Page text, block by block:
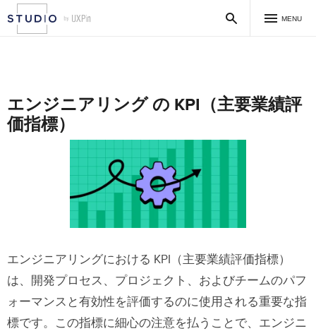
MENU
エンジニアリング の KPI（主要業績評
価指標）
エンジニアリングにおける KPI（主要業績評価指標）
は、開発プロセス、プロジェクト、およびチームのパフ
ォーマンスと有効性を評価するのに使用される重要な指
標です。この指標に細心の注意を払うことで、エンジニ